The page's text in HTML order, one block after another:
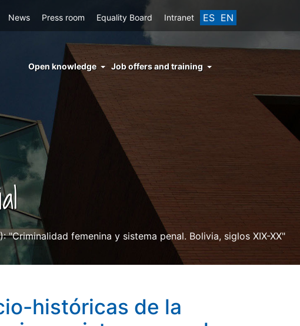
ES EN
News Press room Equality Board Intranet
menu
conocimiento
abierto
Open knowledge Job offers and training
femenina y sistema penal. Bolivia, siglos XIX-XX"
históricas de la